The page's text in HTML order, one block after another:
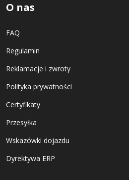
O nas
FAQ
Regulamin
Reklamacje i zwroty
Polityka prywatności
Certyfikaty
Przesyłka
Wskazówki dojazdu
Dyrektywa ERP